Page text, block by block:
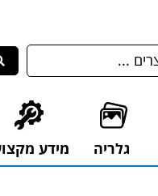
גלריה מידע